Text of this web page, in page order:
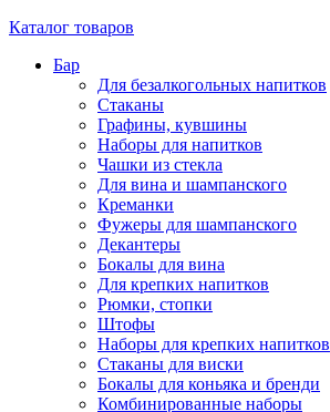
Каталог товаров
Бар
Для безалкогольных напитков
Стаканы
Графины, кувшины
Наборы для напитков
Чашки из стекла
Для вина и шампанского
Креманки
Фужеры для шампанского
Декантеры
Бокалы для вина
Для крепких напитков
Рюмки, стопки
Штофы
Наборы для крепких напитков
Стаканы для виски
Бокалы для коньяка и бренди
Комбинированные наборы